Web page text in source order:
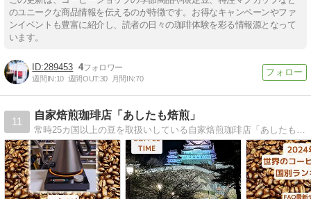
のユニークな商品情報を伝えるのが特徴です。お得なキャンペーンやファ
ンイベントも豊富に紹介し、読者の日々の珈琲体験を彩る情報源となって
います。
289453 4
週間IN:10 週間OUT:30 月間IN:70
11
自家焙煎珈琲店「あしたも焙煎」
常時25カ国以上の豆を取扱いしている自家焙煎珈琲店「あしたも焙煎」のECサイト。コーヒーやF1に関連する記事なども紹介しています。